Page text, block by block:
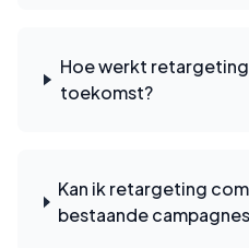
Hoe werkt
toekomst?
Kan ik retargeting
bestaande